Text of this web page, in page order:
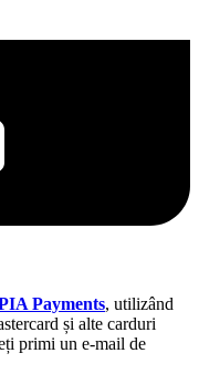
Payments, utilizând
și alte carduri
primi un e-mail de